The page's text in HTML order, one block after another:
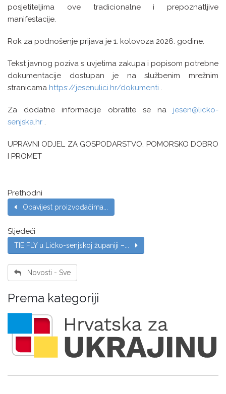
posjetiteljima ove tradicionalne i prepoznatljive
manifestacije.
Rok za podnošenje prijava je 1. kolovoza 2026. godine.
Tekst javnog poziva s uvjetima zakupa i popisom potrebne
dokumentacije dostupan je na službenim mrežnim
stranicama https://jesenulici.hr/dokumenti .
Za dodatne informacije obratite se na jesen@licko-
senjska.hr .
UPRAVNI ODJEL ZA GOSPODARSTVO, POMORSKO DOBRO
I PROMET
Prethodni
Obavijest proizvođačima...
Sljedeći
TIE FLY u Ličko-senjskoj županiji –...
Novosti - Sve
Prema kategoriji